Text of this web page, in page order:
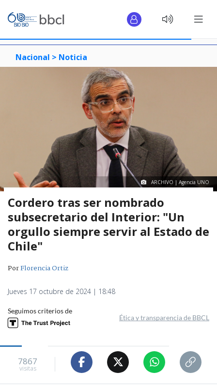
Nacional > Noticia
ARCHIVO | Agencia UNO
Cordero tras ser nombrado
subsecretario del Interior: "Un
orgullo siempre servir al Estado de
Chile"
PorFlorencia Ortiz
Jueves 17 octubre de 2024 | 18:48
Seguimos criterios de
Ética y transparencia de BBCL
7867
visitas